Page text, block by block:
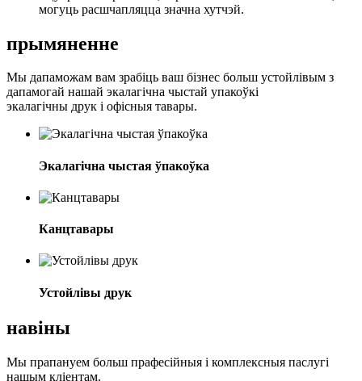
могуць расшчапляцца значна хутчэй.
прымяненне
Мы дапаможам вам зрабіць ваш бізнес больш устойлівым з
дапамогай нашай экалагічна чыстай упакоўкі
экалагічны друк і офісныя тавары.
Экалагічна чыстая ўпакоўка
Канцтавары
Устойлівы друк
навіны
Мы прапануем больш прафесійныя і комплексныя паслугі
нашым кліентам.